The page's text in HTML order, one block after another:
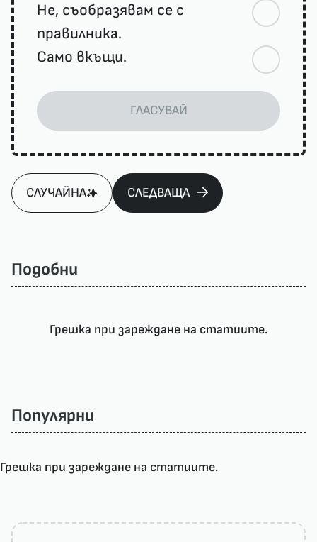
Не, съобразявам се с
правилника.
Само вкъщи.
ГЛАСУВАЙ
СЛУЧАЙНА СЛЕДВАЩА
Подобни
Грешка при зареждане на статиите.
Популярни
Грешка при зареждане на статиите.